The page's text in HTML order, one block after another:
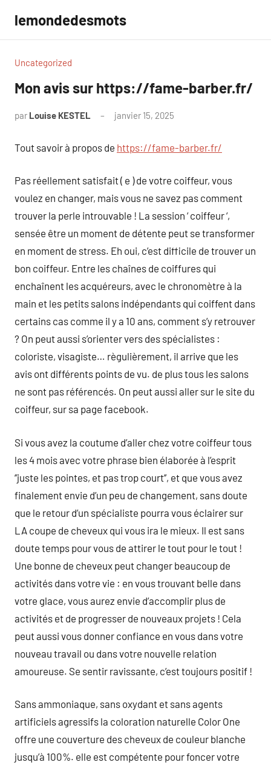
contenu
lemondedesmots
Uncategorized
Mon avis sur https://fame-barber.fr/
par Louise KESTEL janvier 15, 2025
Tout savoir à propos de https://fame-barber.fr/
Pas réellement satisfait ( e ) de votre coiffeur, vous
voulez en changer, mais vous ne savez pas comment
trouver la perle introuvable ! La session ‘ coiffeur ‘,
sensée être un moment de détente peut se transformer
en moment de stress. Eh oui, c’est difficile de trouver un
bon coiffeur. Entre les chaînes de coiffures qui
enchaînent les acquéreurs, avec le chronomètre à la
main et les petits salons indépendants qui coiffent dans
certains cas comme il y a 10 ans, comment s’y retrouver
? On peut aussi s’orienter vers des spécialistes :
coloriste, visagiste… règulièrement, il arrive que les
avis ont différents points de vu. de plus tous les salons
ne sont pas référencés. On peut aussi aller sur le site du
coiffeur, sur sa page facebook.
Si vous avez la coutume d’aller chez votre coiffeur tous
les 4 mois avec votre phrase bien élaborée à l’esprit
’’juste les pointes, et pas trop court’’, et que vous avez
finalement envie d’un peu de changement, sans doute
que le retour d’un spécialiste pourra vous éclairer sur
LA coupe de cheveux qui vous ira le mieux. Il est sans
doute temps pour vous de attirer le tout pour le tout !
Une bonne de cheveux peut changer beaucoup de
activités dans votre vie : en vous trouvant belle dans
votre glace, vous aurez envie d’accomplir plus de
activités et de progresser de nouveaux projets ! Cela
peut aussi vous donner confiance en vous dans votre
nouveau travail ou dans votre nouvelle relation
amoureuse. Se sentir ravissante, c’est toujours positif !
Sans ammoniaque, sans oxydant et sans agents
artificiels agressifs la coloration naturelle Color One
offre une couverture des cheveux de couleur blanche
jusqu’à 100%. elle est compétente pour foncer votre